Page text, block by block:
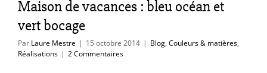
Maison de vacances : bleu océan et
vert bocage
Par Laure Mestre | 15 octobre 2014 | Blog, Couleurs & matières,
Réalisations | 2 Commentaires